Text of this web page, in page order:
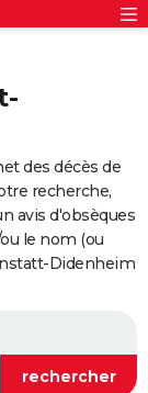
des décès de
recherche,
avis d'obsèques
le nom (ou
Didenheim